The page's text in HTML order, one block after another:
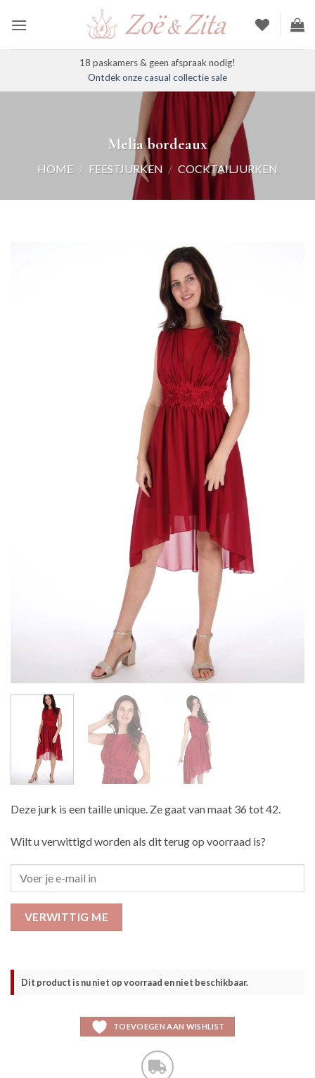
naar
18 paskamers & geen afspraak nodig!
Ontdek onze casual collectie sale
Melia bordeaux
HOME / FEESTJURKEN / COCKTAILJURKEN
Deze jurk is een taille unique. Ze gaat van maat 36 tot 42.
Wilt u verwittigd worden als dit terug op voorraad is?
VERWITTIG ME
Dit product is nu niet op voorraad en niet beschikbaar.
TOEVOEGEN AAN WISHLIST